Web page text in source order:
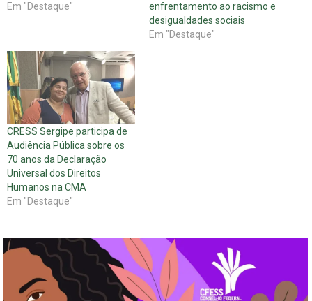
Em "Destaque"
enfrentamento ao racismo e
desigualdades sociais
Em "Destaque"
CRESS Sergipe participa de
Audiência Pública sobre os
70 anos da Declaração
Universal dos Direitos
Humanos na CMA
Em "Destaque"